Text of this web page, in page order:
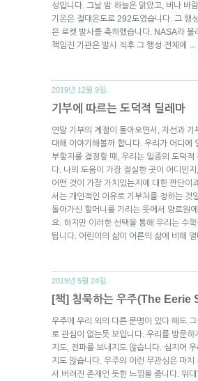
성입니다. 그날 밤 하늘은 맑았고, 비나 바
기온은 절대온도로 292도였습니다. 그 행
은 로켓 발사를 축하했습니다. NASA라 불
책임진 기관은 발사 직후 그 행성 전체에
→
2019년 12월 9일.
기부에 따르는 도덕적 딜레마
연말 기부의 계절이 돌아오면서, 자선과 기
대해 이야기해볼까 합니다. 우리가 어디에
부할지를 결정할 때, 우리는 일종의 도덕적
다. 나의 도움이 가장 절실한 곳이 어디인
어떤 것이 가장 가치있는지에 대한 판단이
서는 개인적인 이유로 기부처를 정하는 것
돌아가신 할머니를 기리는 뜻에서 양로원
요. 하지만 이러한 선택을 통해 우리는 수학
됩니다. 어린이의 삶이 어른의 삶에 비해 얼
2019년 5월 24일.
[책] 침묵하는 우주(The Eerie
우주에 우리 외의 다른 문명이 있다 해도
로 관심이 없는듯 보입니다. 우리를 방문하
지도, 전파를 보내지도 않습니다. 심지어
지도 않습니다. 우주의 이런 무관심은 마치
서 버려진 존재인 듯한 느낌을 줍니다. 위대